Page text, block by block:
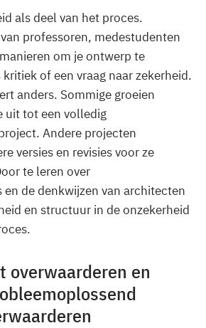
als deel van het proces.
professoren, medestudenten
om je ontwerp te
of een vraag naar zekerheid.
anders. Sommige groeien
uit tot een volledig
Andere projecten
versies en revisies voor ze
te leren over
de denkwijzen van architecten
en structuur in de onzekerheid
overwaarderen en